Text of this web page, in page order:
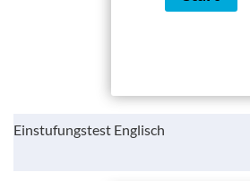
Einstufungstest Englisch